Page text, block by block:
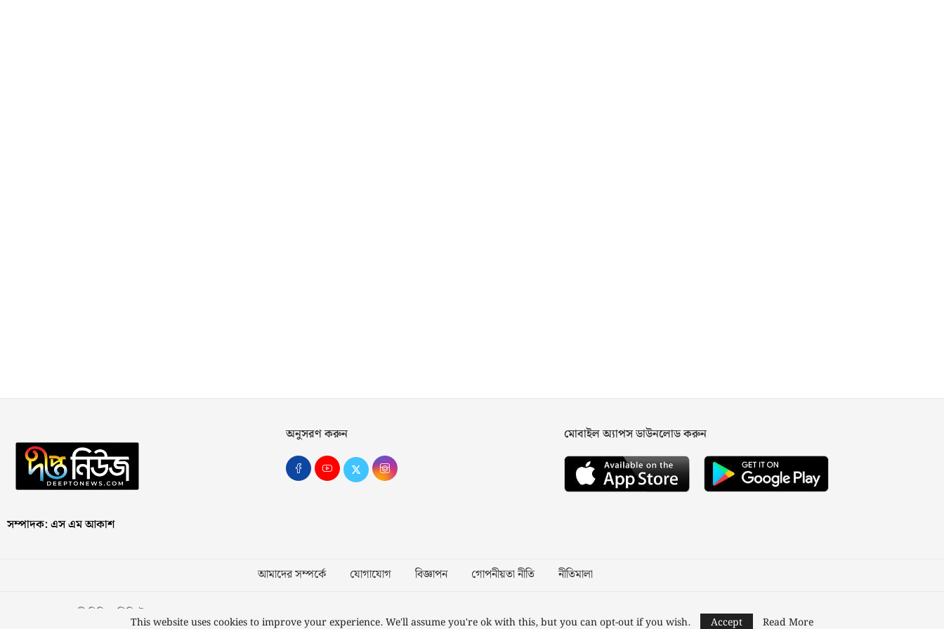
সম্পাদক: এস এম আকাশ
অনুসরণ করুন মোবাইল অ্যাপস ডাউনলোড করুন
আমাদের সম্পর্কে যোগাযোগ বিজ্ঞাপন গোপনীয়তা নীতি নীতিমালা
স্বত্ব © ২০২৩ কাজী মিডিয়া লিমিটেড Designed and Developed byNusratech Pte Ltd.
This website uses cookies to improve your experience. We'll assume you're ok with this, but you can opt-out if you wish. Accept Read More